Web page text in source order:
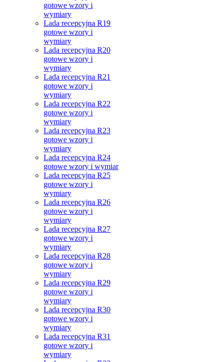
gotowe wzory i
wymiary
Lada recepcyjna R19
gotowe wzory i
wymiary
Lada recepcyjna R20
gotowe wzory i
wymiary
Lada recepcyjna R21
gotowe wzory i
wymiary
Lada recepcyjna R22
gotowe wzory i
wymiary
Lada recepcyjna R23
gotowe wzory i
wymiary
Lada recepcyjna R24
gotowe wzory i wymiar
Lada recepcyjna R25
gotowe wzory i
wymiary
Lada recepcyjna R26
gotowe wzory i
wymiary
Lada recepcyjna R27
gotowe wzory i
wymiary
Lada recepcyjna R28
gotowe wzory i
wymiary
Lada recepcyjna R29
gotowe wzory i
wymiary
Lada recepcyjna R30
gotowe wzory i
wymiary
Lada recepcyjna R31
gotowe wzory i
wymiary